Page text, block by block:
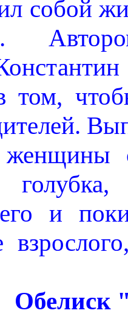
собой
том,
и
Обелиск